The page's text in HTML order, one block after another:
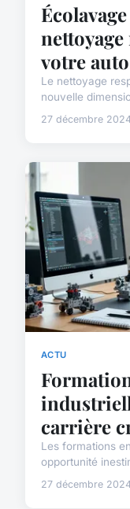
votre auto
Le nettoyage
nouvelle
27 décembre
ACTU
carrière
Les formations
opportunité
27 décembre